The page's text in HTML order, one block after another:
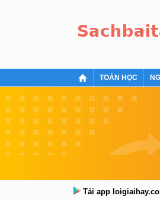
TOÁN HỌC
Tải app